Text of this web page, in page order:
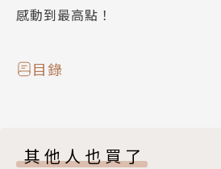
感動到最高點！
目錄
其他人也買了